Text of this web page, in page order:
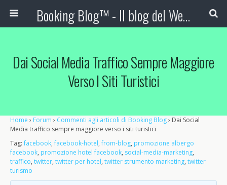
Booking Blog™ - Il blog del Web Marketing Turistico
Dai Social Media Traffico Sempre Maggiore
Verso I Siti Turistici
Home › Forum › Commenti agli articoli di Booking Blog› Dai Social
Media traffico sempre maggiore verso i siti turistici
Tag:facebook,facebook-hotel,from-blog, promozione albergo
facebook, promozione hotel facebook, social-media-marketing,
traffico, twitter, twitter per hotel, twitter strumento marketing, twitter
turismo